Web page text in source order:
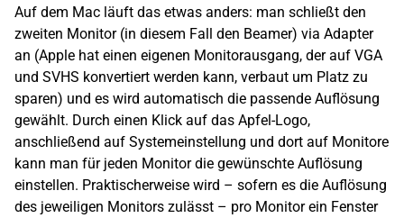
Auf dem Mac läuft das etwas anders: man schließt den
zweiten Monitor (in diesem Fall den Beamer) via Adapter
an (Apple hat einen eigenen Monitorausgang, der auf VGA
und SVHS konvertiert werden kann, verbaut um Platz zu
sparen) und es wird automatisch die passende Auflösung
gewählt. Durch einen Klick auf das Apfel-Logo,
anschließend auf Systemeinstellung und dort auf Monitore
kann man für jeden Monitor die gewünschte Auflösung
einstellen. Praktischerweise wird – sofern es die Auflösung
des jeweiligen Monitors zulässt – pro Monitor ein Fenster